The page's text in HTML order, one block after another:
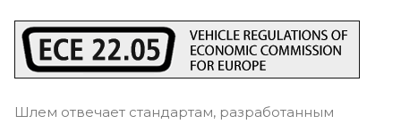
Шлем отвечает стандартам, разработанным